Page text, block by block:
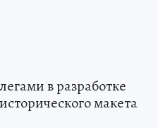
в разработке
макета